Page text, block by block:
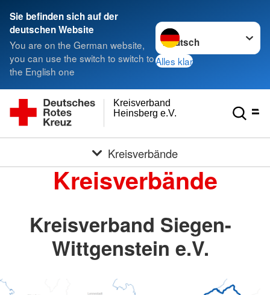
Sie befinden sich auf der
deutschen Website
You are on the German website,
you can use the switch to switch to
the English one
Sprache wechseln zu
Alles klar
Heinsberg e.V.
Kreisverband
Kreisverbände
Kreisverbände
Kreisverband Siegen-
Wittgenstein e.V.